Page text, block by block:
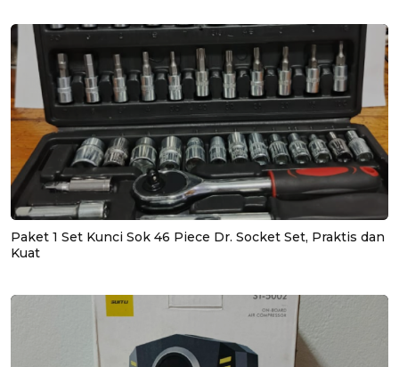
Paket 1 Set Kunci Sok 46 Piece Dr. Socket Set, Praktis dan
Kuat